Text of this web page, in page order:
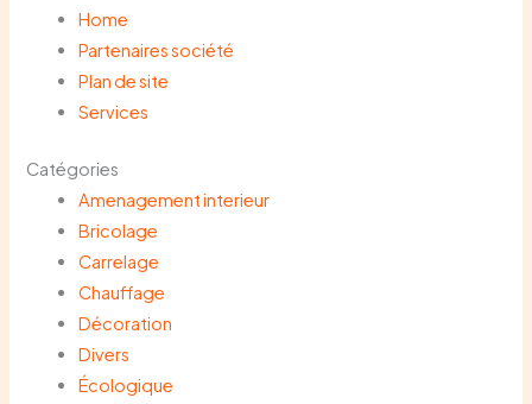
Home
Partenaires société
Plan de site
Services
Catégories
Amenagement interieur
Bricolage
Carrelage
Chauffage
Décoration
Divers
Écologique